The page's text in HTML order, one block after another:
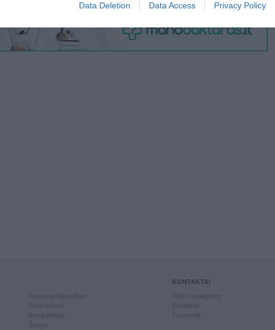
Data Deletion Data Access Privacy Policy
Kompiuterija
Žaislai
KONTAKTAI
Kontaktai